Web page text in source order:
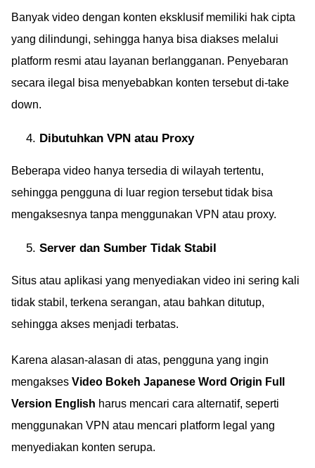
Banyak video dengan konten eksklusif memiliki hak cipta
yang dilindungi, sehingga hanya bisa diakses melalui
platform resmi atau layanan berlangganan. Penyebaran
secara ilegal bisa menyebabkan konten tersebut di-take
down.
Dibutuhkan VPN atau Proxy
Beberapa video hanya tersedia di wilayah tertentu,
sehingga pengguna di luar region tersebut tidak bisa
mengaksesnya tanpa menggunakan VPN atau proxy.
Server dan Sumber Tidak Stabil
Situs atau aplikasi yang menyediakan video ini sering kali
tidak stabil, terkena serangan, atau bahkan ditutup,
sehingga akses menjadi terbatas.
Karena alasan-alasan di atas, pengguna yang ingin
mengakses Video Bokeh Japanese Word Origin Full
Version English harus mencari cara alternatif, seperti
menggunakan VPN atau mencari platform legal yang
menyediakan konten serupa.